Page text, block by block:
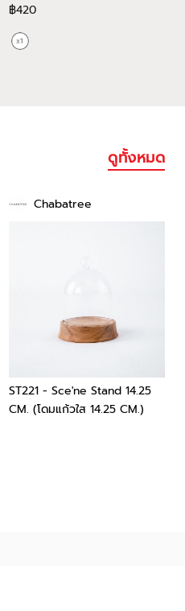
฿420
ดูทั้งหมด
Chabatree
ST221 - Sce'ne Stand 14.25
CM. (โดมแก้วใส 14.25 CM.)